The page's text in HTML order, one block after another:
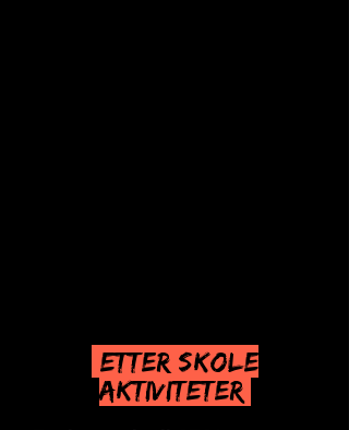
ETTER SKOLE
AKTIVITETER